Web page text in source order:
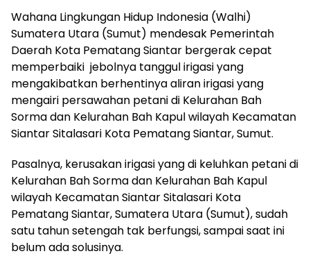
Wahana Lingkungan Hidup Indonesia (Walhi)
Sumatera Utara (Sumut) mendesak Pemerintah
Daerah Kota Pematang Siantar bergerak cepat
memperbaiki jebolnya tanggul irigasi yang
mengakibatkan berhentinya aliran irigasi yang
mengairi persawahan petani di Kelurahan Bah
Sorma dan Kelurahan Bah Kapul wilayah Kecamatan
Siantar Sitalasari Kota Pematang Siantar, Sumut.
Pasalnya, kerusakan irigasi yang di keluhkan petani di
Kelurahan Bah Sorma dan Kelurahan Bah Kapul
wilayah Kecamatan Siantar Sitalasari Kota
Pematang Siantar, Sumatera Utara (Sumut), sudah
satu tahun setengah tak berfungsi, sampai saat ini
belum ada solusinya.